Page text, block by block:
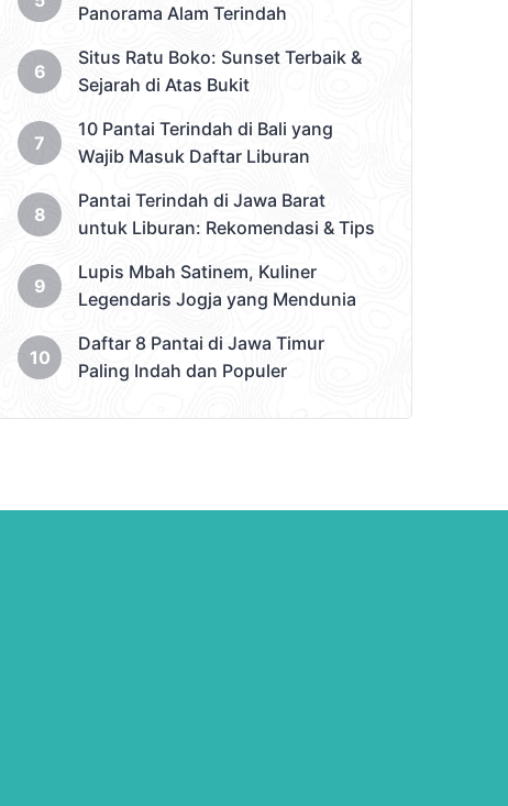
Panorama Alam Terindah
Situs Ratu Boko: Sunset Terbaik &
Sejarah di Atas Bukit
10 Pantai Terindah di Bali yang
Wajib Masuk Daftar Liburan
Pantai Terindah di Jawa Barat
untuk Liburan: Rekomendasi & Tips
Lupis Mbah Satinem, Kuliner
Legendaris Jogja yang Mendunia
Daftar 8 Pantai di Jawa Timur
Paling Indah dan Populer